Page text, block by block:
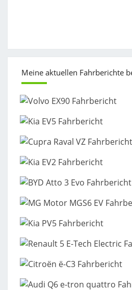
Meine aktuellen Fahrberichte